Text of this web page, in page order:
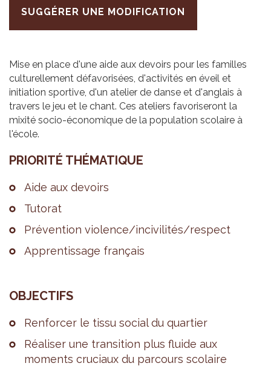
SUGGÉRER UNE MODIFICATION
Mise en place d'une aide aux devoirs pour les familles
culturellement défavorisées, d'activités en éveil et
initiation sportive, d'un atelier de danse et d'anglais à
travers le jeu et le chant. Ces ateliers favoriseront la
mixité socio-économique de la population scolaire à
l'école.
PRIO­RITÉ THÉ­MA­TIQUE
Aide aux devoirs
Tuto­rat
Pré­ven­tion vio­lence/inci­vi­li­tés/res­pect
Appren­tis­sage fran­çais
OBJEC­TIFS
Ren­for­cer le tissu social du quar­tier
Réa­li­ser une tran­si­tion plus fluide aux
moments cru­ciaux du par­cours sco­laire